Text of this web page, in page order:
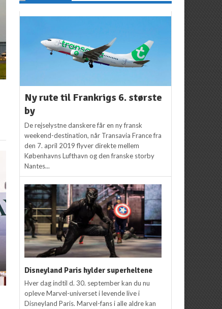
Ny rute til Frankrigs 6. største
by
De rejselystne danskere får en ny fransk
weekend-destination, når Transavia France fra
den 7. april 2019 flyver direkte mellem
Københavns Lufthavn og den franske storby
Nantes...
Disneyland Paris hylder superheltene
Hver dag indtil d. 30. september kan du nu
opleve Marvel-universet i levende live i
Disneyland Paris. Marvel-fans i alle aldre kan